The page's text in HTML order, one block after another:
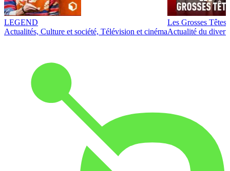
LEGEND
Actualités, Culture et société, Télévision et cinéma
Les Grosses Têtes
Actualité du